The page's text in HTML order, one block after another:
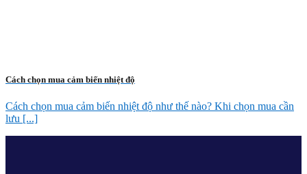
Cách chọn mua cảm biến nhiệt độ
Cách chọn mua cảm biến nhiệt độ như thế nào? Khi chọn mua cần
lưu [...]